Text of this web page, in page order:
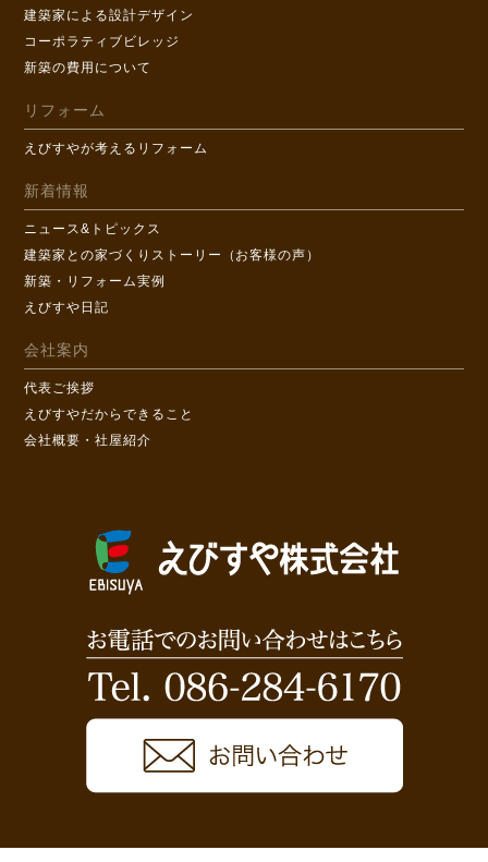
建築家による設計デザイン
コーポラティブビレッジ
新築の費用について
リフォーム
えびすやが考えるリフォーム
新着情報
ニュース&トピックス
建築家との家づくりストーリー（お客様の声）
新築・リフォーム実例
えびすや日記
会社案内
代表ご挨拶
えびすやだからできること
会社概要・社屋紹介